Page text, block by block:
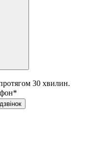
30 хвилин.